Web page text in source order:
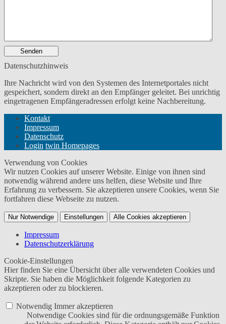
Senden
Datenschutzhinweis
Ihre Nachricht wird von den Systemen des Internetportales nicht
gespeichert, sondern direkt an den Empfänger geleitet. Bei unrichtig
eingetragenen Empfängeradressen erfolgt keine Nachbereitung.
Kontakt
Impressum
Datenschutz
Login twin Homepages
Verwendung von Cookies
Wir nutzen Cookies auf unserer Website. Einige von ihnen sind
notwendig während andere uns helfen, diese Website und Ihre
Erfahrung zu verbessern. Sie akzeptieren unsere Cookies, wenn Sie
fortfahren diese Webseite zu nutzen.
Nur Notwendige Einstellungen Alle Cookies akzeptieren
Impressum
Datenschutzerklärung
Cookie-Einstellungen
Hier finden Sie eine Übersicht über alle verwendeten Cookies und
Skripte. Sie haben die Möglichkeit folgende Kategorien zu
akzeptieren oder zu blockieren.
Notwendig Immer akzeptieren
Notwendige Cookies sind für die ordnungsgemäße Funktion